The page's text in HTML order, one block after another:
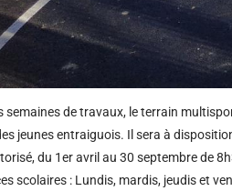
semaines de travaux, le terrain
jeunes entraiguois. Il sera à
du 1er avril au 30 septembre de
scolaires : Lundis, mardis, jeudis et